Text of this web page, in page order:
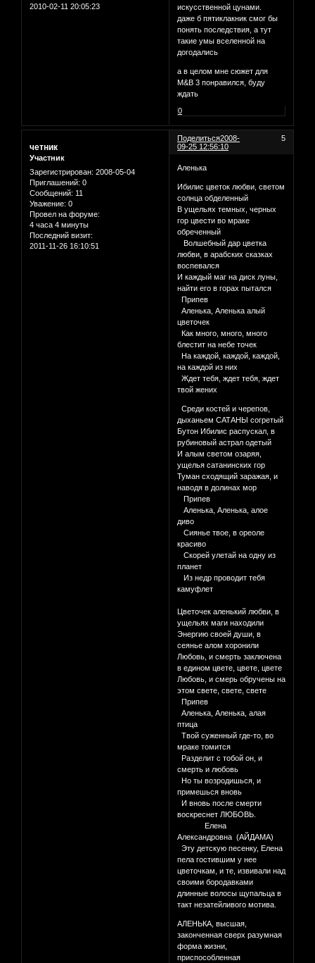
2010-02-11 20:05:23
искусственной цунами.
даже б пятиклакник смог бы
понять последствия, а тут
такие умы вселенной на
догодались
а в целом мне сюжет для
M&B 3 понравился, буду
ждать
0
Поделиться 5
2008-
09-25 12:56:10
четник
Участник
Зарегистрирован: 2008-05-04
Приглашений: 0
Сообщений: 11
Уважение: 0
Провел на форуме:
4 часа 4 минуты
Последний визит:
2011-11-26 16:10:51
Аленька
Ибилис цветок любви, светом
солнца обделенный
В ущельях темных, черных
гор цвести во мраке
обреченный
Волшебный дар цветка
любви, в арабских сказках
воспевался
И каждый маг на диск луны,
найти его в горах пытался
Припев
Аленька, Аленька алый
цветочек
Как много, много, много
блестит на небе точек
На каждой, каждой, каждой,
на каждой из них
Ждет тебя, ждет тебя, ждет
твой жених
Среди костей и черепов,
дыханьем САТАНЫ согретый
Бутон Ибилис распускал, в
рубиновый астрал одетый
И алым светом озаряя,
ущелья сатанинских гор
Туман сходящий заражая, и
наводя в долинах мор
Припев
Аленька, Аленька, алое
диво
Сиянье твое, в ореоле
красиво
Скорей улетай на одну из
планет
Из недр проводит тебя
камуфлет
Цветочек аленький любви, в
ущельях маги находили
Энергию своей души, в
сеянье алом хоронили
Любовь, и смерть заключена
в едином цвете, цвете, цвете
Любовь, и смерь обручены на
этом свете, свете, свете
Припев
Аленька, Аленька, алая
птица
Твой суженный где-то, во
мраке томится
Разделит с тобой он, и
смерть и любовь
Но ты возродишься, и
примешься вновь
И вновь после смерти
воскреснет ЛЮБОВЬ.
Елена
Александровна (АЙДАМА)
Эту детскую песенку, Елена
пела гостившим у нее
цветочкам, и те, извивали над
своими бородавками
длинные волосы щупальца в
такт незатейливого мотива.
АЛЕНЬКА, высшая,
законченная сверх разумная
форма жизни,
приспособленная